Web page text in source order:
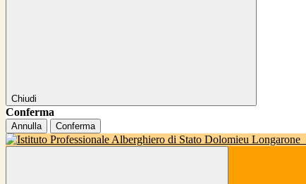
Chiudi
Conferma
Annulla Conferma